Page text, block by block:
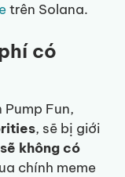
trên Solana.
có
Fun,
, sẽ bị giới
sẽ không có
chính meme